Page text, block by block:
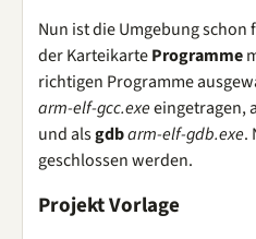
Nun ist die Umgebung
der KarteikarteProgramme
richtigen Programme
arm-elf-gcc.exeeingetragen,
und alsgdbarm-elf-gdb.exe.
geschlossen werden.
Projekt Vorlage